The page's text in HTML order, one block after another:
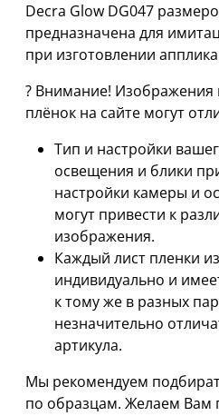
Decra Glow DG047
предназначена для
при изготовлении
? Внимание! Изображения
плёнок на сайте могут
Тип и настройки
освещения и блики
настройки камеры и
могут привести к
изображения.
Каждый лист пленки
индивидуально и
к тому же в разных
незначительно
артикула.
Мы рекомендуем
по образцам. Желаем Вам